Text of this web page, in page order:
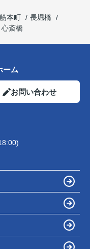
本町
長堀橋
心斎橋
ーム
お問い合わせ